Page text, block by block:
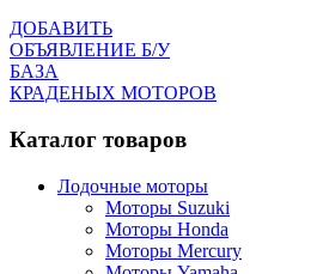
ДОБАВИТЬ
ОБЪЯВЛЕНИЕ Б/У
БАЗА
КРАДЕНЫХ МОТОРОВ
Каталог товаров
Лодочные моторы
Моторы Suzuki
Моторы Honda
Моторы Mercury